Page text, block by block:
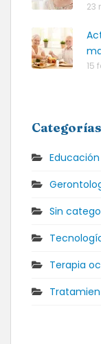
23
15
Categorías
Educación
Sin
Terapia